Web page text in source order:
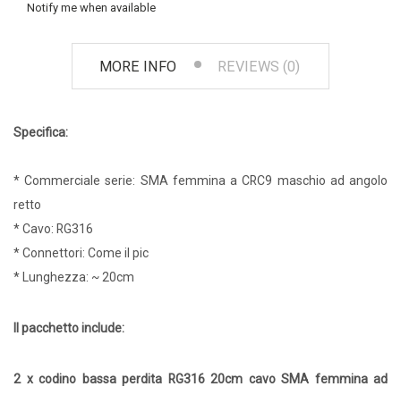
Notify me when available
MORE INFO REVIEWS (0)
Specifica:
* Commerciale serie: SMA femmina a CRC9 maschio ad angolo
retto
* Cavo: RG316
* Connettori: Come il pic
* Lunghezza: ~ 20cm
Il pacchetto include:
2 x codino bassa perdita RG316 20cm cavo SMA femmina ad